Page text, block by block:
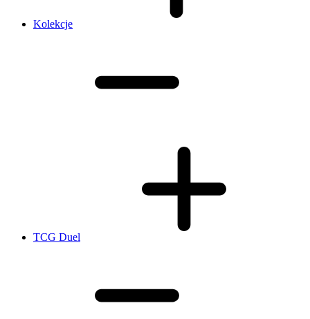
Kolekcje
TCG Duel